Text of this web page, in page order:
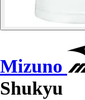
Mizuno
Shukyu